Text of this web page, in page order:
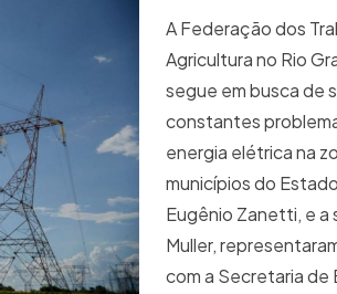
A Federação dos
Agricultura no Rio
segue em busca de
constantes
energia elétrica na
municípios do
Eugênio Zanetti, e a
Muller,
com a Secretaria de